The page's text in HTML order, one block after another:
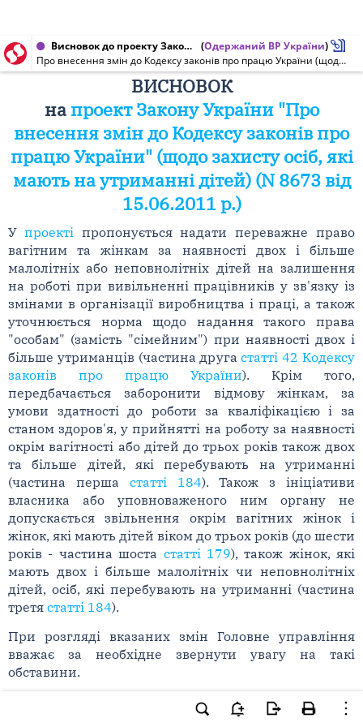
Висновок до проекту Закону України від 30.06.2011 № 8673 (Одержаний ВР України)
Про внесення змін до Кодексу законів про працю України (щодо захисту осіб, які мають на утриманні дітей)